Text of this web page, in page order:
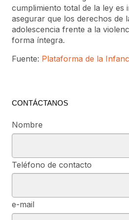
cumplimiento total de la ley es
asegurar que los derechos de
adolescencia frente a la
forma íntegra.
Fuente: Plataforma de la
CONTÁCTANOS
Nombre
Teléfono de contacto
e-mail